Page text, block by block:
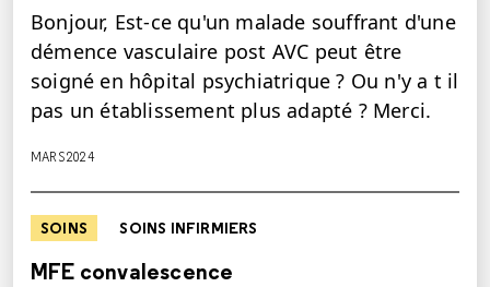
Bonjour, Est-ce qu'un malade souffrant d'une
démence vasculaire post AVC peut être
soigné en hôpital psychiatrique ? Ou n'y a t il
pas un établissement plus adapté ? Merci.
MARS 2024
SOINS SOINS INFIRMIERS
MFE convalescence